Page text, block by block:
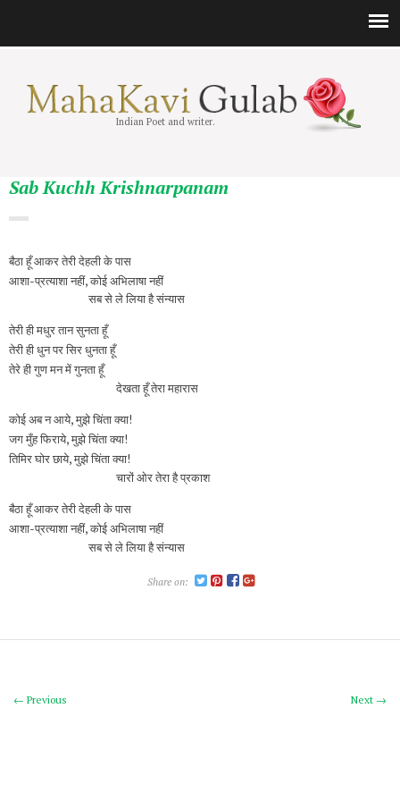
Indian Poet and writer.
Sab Kuchh Krishnarpanam
बैठा हूँ आकर तेरी देहली के पास
आशा-प्रत्याशा नहीं, कोई अभिलाषा नहीं
सब से ले लिया है संन्यास
तेरी ही मधुर तान सुनता हूँ
तेरी ही धुन पर सिर धुनता हूँ
तेरे ही गुण मन में गुनता हूँ
देखता हूँ तेरा महारास
कोई अब न आये, मुझे चिंता क्या!
जग मुँह फिराये, मुझे चिंता क्या!
तिमिर घोर छाये, मुझे चिंता क्या!
चारों ओर तेरा है प्रकाश
बैठा हूँ आकर तेरी देहली के पास
आशा-प्रत्याशा नहीं, कोई अभिलाषा नहीं
सब से ले लिया है संन्यास
Share on:
Next →
← Previous